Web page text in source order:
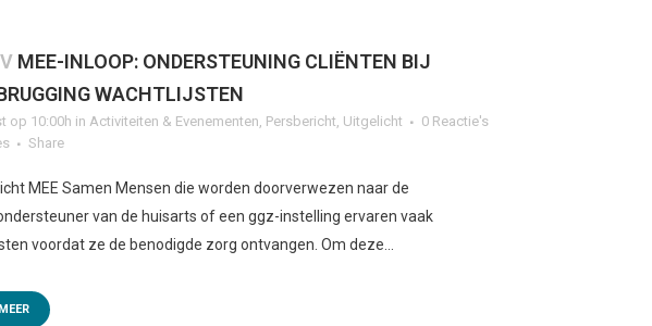
MEE-INLOOP: ONDERSTEUNING CLIËNTEN BIJ
WACHTLIJSTEN
op 10:00h in Activiteiten & Evenementen, Persbericht, Uitgelicht
0 Reactie's
Share
MEE Samen Mensen die worden doorverwezen naar de
van de huisarts of een ggz-instelling ervaren vaak
voordat ze de benodigde zorg ontvangen. Om deze...